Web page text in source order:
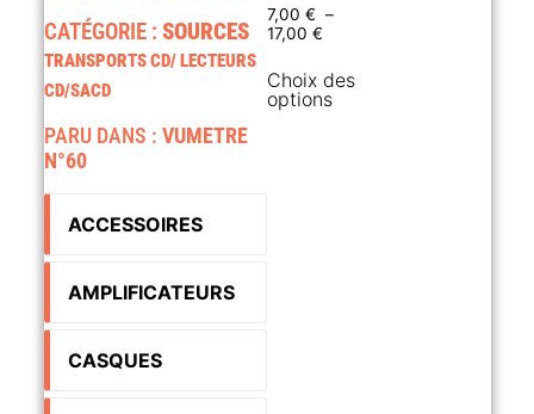
CATÉGORIE : SOURCES
TRANSPORTS CD/ LECTEURS
CD/SACD
PARU DANS : VUMETRE
N°60
ACCESSOIRES
AMPLIFICATEURS
CASQUES
7,00 € –
17,00 €
Choix des
options